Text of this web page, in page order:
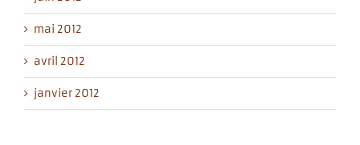
mai 2012
avril 2012
janvier 2012